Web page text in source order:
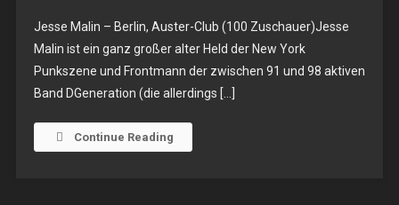
Jesse
–
Sa.
Jesse Malin – Berlin, Auster-Club (100 Zuschauer)Jesse
Malin ist ein ganz großer alter Held der New York
Punkszene und Frontmann der zwischen 91 und 98 aktiven
Band DGeneration (die allerdings […]
Continue Reading